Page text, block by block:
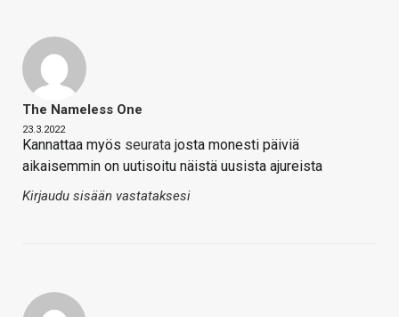
The Nameless One
23.3.2022
Kannattaa myös seurata josta monesti päiviä
aikaisemmin on uutisoitu näistä uusista ajureista
Kirjaudu sisään vastataksesi